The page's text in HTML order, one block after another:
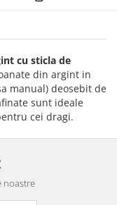
cu sticla de
din argint in
manual) deosebit de
sunt ideale
cei dragi.
noastre